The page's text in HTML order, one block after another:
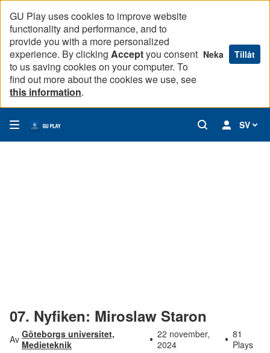
GU Play uses cookies to improve website
functionality and performance, and to
provide you with a more personalized
experience. By clicking Acceptyou consent
to us saving cookies on your computer. To
find out more about the cookies we use, see
this information.
Neka Tillåt
SV
07. Nyfiken: Miroslaw Staron
Av Göteborgs universitet,
Medieteknik
22 november,
2024
81
Plays